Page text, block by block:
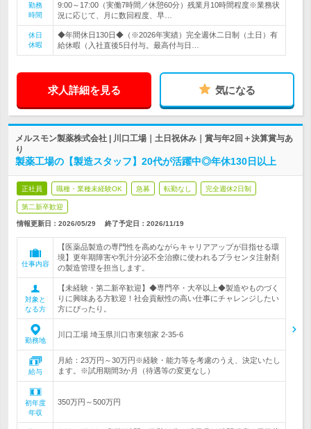
勤務
時間
9:00～17:00（実働7時間／休憩60分）残業月10時間程度※業務状
況に応じて、月に数回程度、早…
休日
休暇
◆年間休日130日◆（※2026年実績）完全週休二日制（土日）有
給休暇（入社直後5日付与。最高付与日…
求人詳細を見る 気になる
メルスモン製薬株式会社 | 川口工場｜土日祝休み｜賞与年2回＋決算賞与あ
り
製薬工場の【製造スタッフ】20代が活躍中◎年休130日以上
正社員 職種・業種未経験OK 急募 転勤なし 完全週休2日制
第二新卒歓迎
情報更新日：2026/05/29 終了予定日： 2026/11/19
仕事内容
【医薬品製造の専門性を高めながらキャリアアップが目指せる環
境】更年期障害や乳汁分泌不全治療に使われるプラセンタ注射剤
の製造管理を担当します。
対象と
なる方
【未経験・第二新卒歓迎】◆専門卒・大卒以上◆製造やものづく
りに興味ある方歓迎！社会貢献性の高い仕事にチャレンジしたい
方にぴったり。
勤務地
川口工場 埼玉県川口市東領家 2-35-6
給与
月給：23万円～30万円※経験・能力等を考慮のうえ、決定いたし
ます。※試用期間3か月（待遇等の変更なし）
初年度
年収
350万円～500万円